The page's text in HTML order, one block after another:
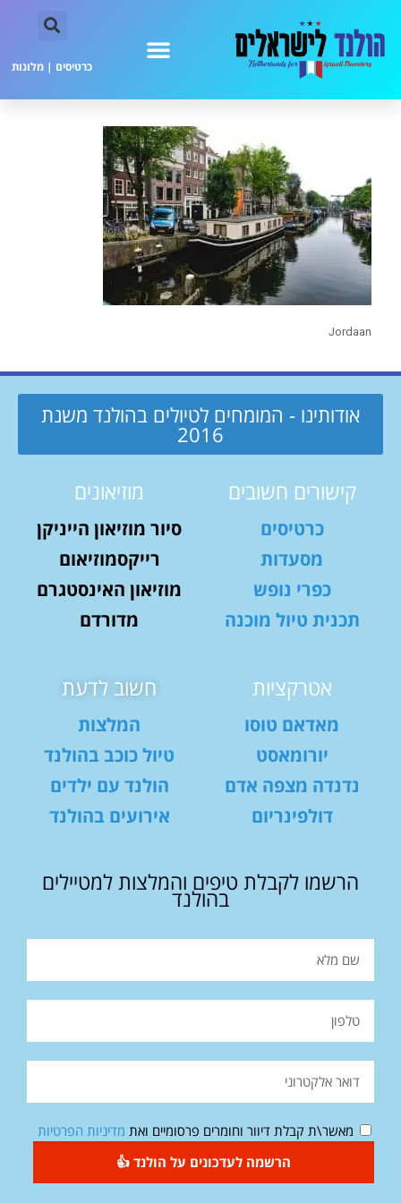
כרטיסים | מלונות
Jordaan
אודותינו - המומחים לטיולים בהולנד משנת
2016
קישורים חשובים
כרטיסים
מסעדות
כפרי נופש
תכנית טיול מוכנה
מוזיאונים
סיור מוזיאון הייניקן
רייקסמוזיאום
מוזיאון האינסטגרם
מדורדם
אטרקציות
מאדאם טוסו
יורומאסט
נדנדה מצפה אדם
דולפינריום
חשוב לדעת
המלצות
טיול כוכב בהולנד
הולנד עם ילדים
אירועים בהולנד
הרשמו לקבלת טיפים והמלצות למטיילים
בהולנד
מאשר\ת קבלת דיוור וחומרים פרסומיים ואת מדיניות הפרטיות
הרשמה לעדכונים על הולנד 👍